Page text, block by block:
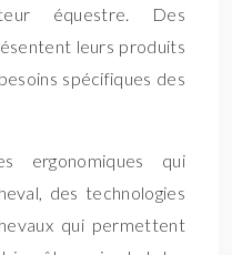
équestre. Des
leurs produits
spécifiques des
ergonomiques qui
des technologies
qui permettent